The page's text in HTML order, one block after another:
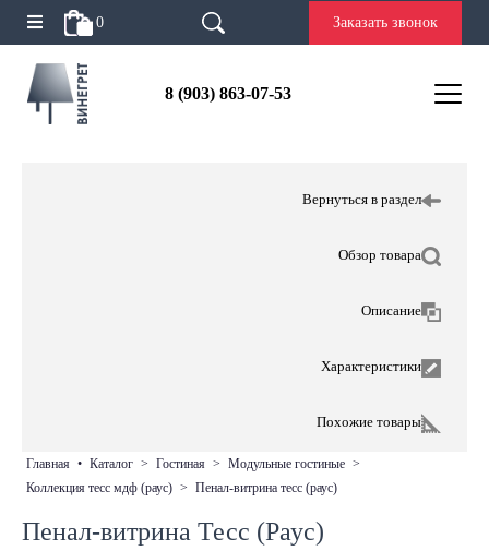
0 Заказать звонок
8 (903) 863-07-53
Вернуться в раздел
Обзор товара
Описание
Характеристики
Похожие товары
главная • каталог > гостиная > модульные гостиные >
коллекция тесс мдф (раус) > пенал-витрина тесс (раус)
Пенал-витрина Тесс (Раус)